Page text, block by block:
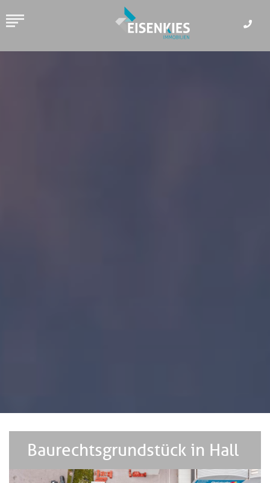
Baurechtsgrundstück in Hall